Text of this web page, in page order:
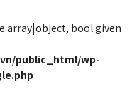
array|object, bool given
public_html/wp-